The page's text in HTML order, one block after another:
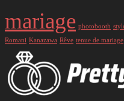
mariage photobooth
Romani Kanazawa Rêve tenue de mariage